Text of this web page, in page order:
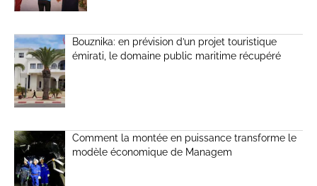
Bouznika: en prévision d’un projet touristique
émirati, le domaine public maritime récupéré
Comment la montée en puissance transforme le
modèle économique de Managem